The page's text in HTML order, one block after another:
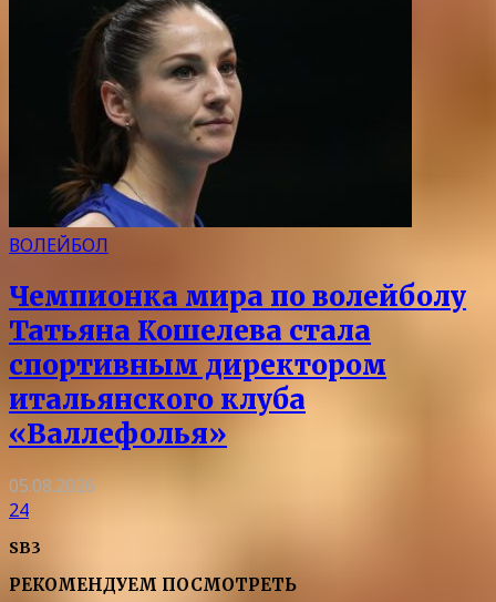
ВОЛЕЙБОЛ
Чемпионка мира по волейболу
Татьяна Кошелева стала
спортивным директором
итальянского клуба
«Валлефолья»
05.08.2026
24
SB3
РЕКОМЕНДУЕМ ПОСМОТРЕТЬ